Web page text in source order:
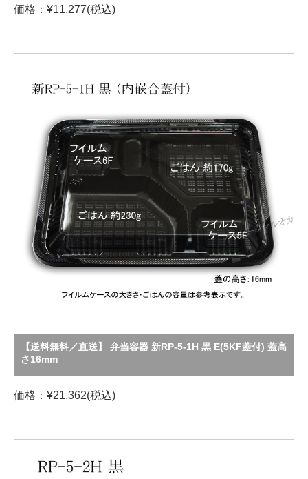
価格：¥11,277(税込)
【送料無料／直送】 弁当容器 新RP-5-1H 黒 E(5KF蓋付) 蓋高
さ16mm
価格：¥21,362(税込)